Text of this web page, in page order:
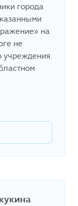
города
на
не
учреждения.